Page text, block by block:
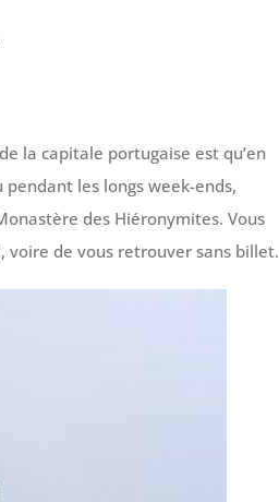
la capitale portugaise est qu’en
les longs week-ends,
des Hiéronymites. Vous
voire de vous retrouver sans billet.